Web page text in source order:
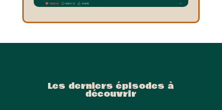
Les derniers épisodes à
découvrir